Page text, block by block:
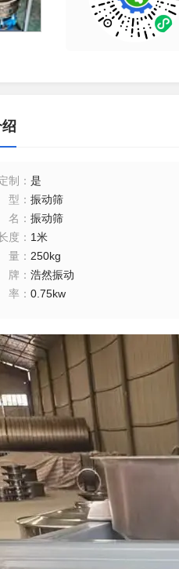
制 ： 是
： 振动筛
： 振动筛
度 ： 1米
： 250kg
： 浩然振动
： 0.75kw